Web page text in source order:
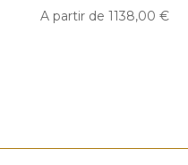
A partir de 1138,00 €